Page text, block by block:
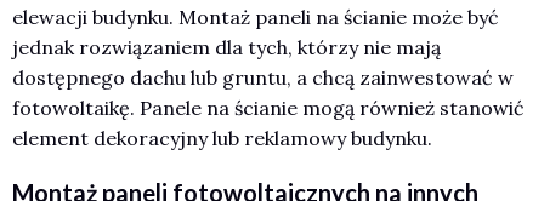
elewacji budynku. Montaż paneli na ścianie może być
jednak rozwiązaniem dla tych, którzy nie mają
dostępnego dachu lub gruntu, a chcą zainwestować w
fotowoltaikę. Panele na ścianie mogą również stanowić
element dekoracyjny lub reklamowy budynku.
Montaż paneli fotowoltaicznych na innych